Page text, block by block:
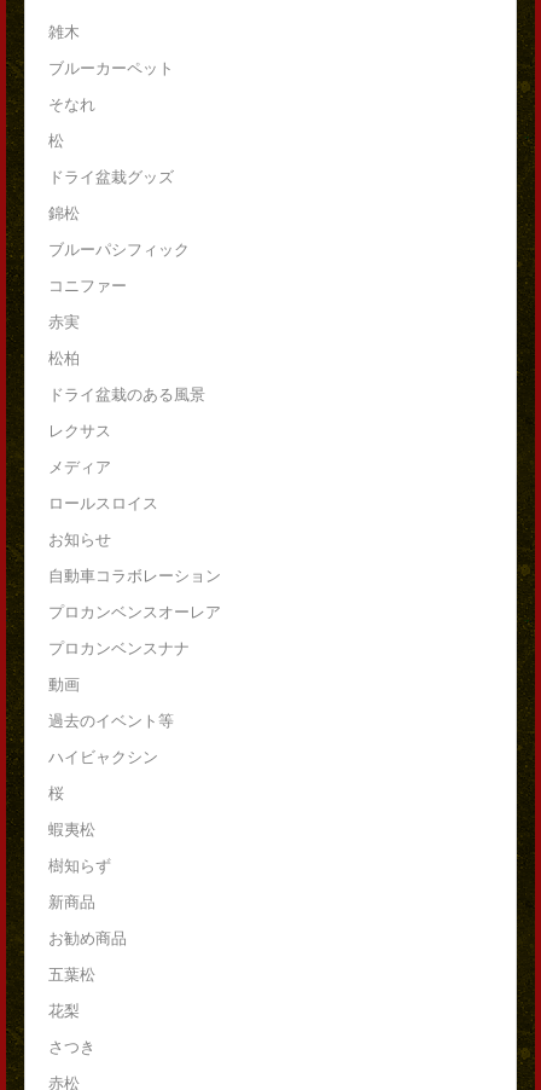
雑木
ブルーカーペット
そなれ
松
ドライ盆栽グッズ
錦松
ブルーパシフィック
コニファー
赤実
松柏
ドライ盆栽のある風景
レクサス
メディア
ロールスロイス
お知らせ
自動車コラボレーション
プロカンベンスオーレア
プロカンベンスナナ
動画
過去のイベント等
ハイビャクシン
桜
蝦夷松
樹知らず
新商品
お勧め商品
五葉松
花梨
さつき
赤松